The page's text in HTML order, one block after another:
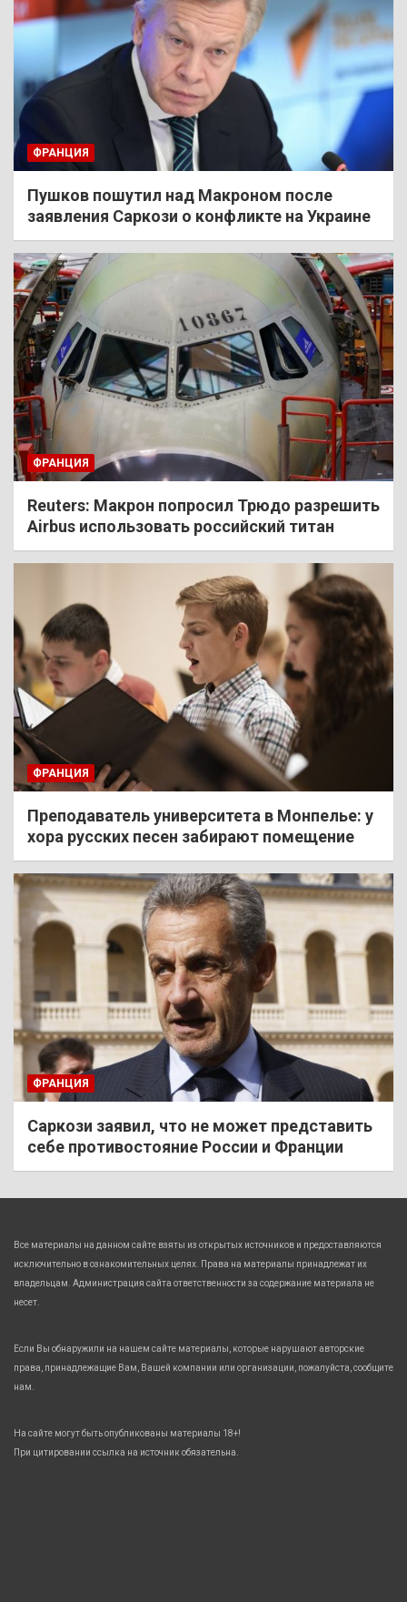
ФРАНЦИЯ
Пушков пошутил над Макроном после
заявления Саркози о конфликте на Украине
ФРАНЦИЯ
Reuters: Макрон попросил Трюдо разрешить
Airbus использовать российский титан
ФРАНЦИЯ
Преподаватель университета в Монпелье: у
хора русских песен забирают помещение
ФРАНЦИЯ
Саркози заявил, что не может представить
себе противостояние России и Франции
Все материалы на данном сайте взяты из открытых источников и предоставляются
исключительно в ознакомительных целях. Права на материалы принадлежат их
владельцам. Администрация сайта ответственности за содержание материала не
несет.
Если Вы обнаружили на нашем сайте материалы, которые нарушают авторские
права, принадлежащие Вам, Вашей компании или организации, пожалуйста, сообщите
нам.
На сайте могут быть опубликованы материалы 18+!
При цитировании ссылка на источник обязательна.